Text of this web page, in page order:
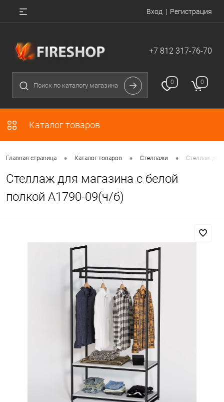
Вход Регистрация
+7 812 317-76-70
0 0
Каталог товаров
Главная страница • Каталог товаров • Стеллажи • Стеллаж для
Стеллаж для магазина с белой
полкой A1790-09(ч/б)